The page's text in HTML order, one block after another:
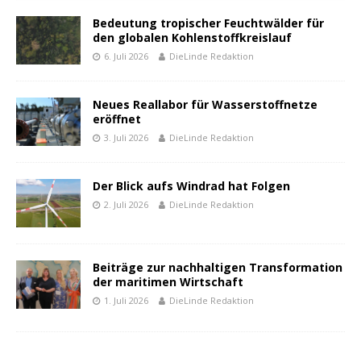
Bedeutung tropischer Feuchtwälder für
den globalen Kohlenstoffkreislauf
6. Juli 2026 DieLinde Redaktion
Neues Reallabor für Wasserstoffnetze
eröffnet
3. Juli 2026 DieLinde Redaktion
Der Blick aufs Windrad hat Folgen
2. Juli 2026 DieLinde Redaktion
Beiträge zur nachhaltigen Transformation
der maritimen Wirtschaft
1. Juli 2026 DieLinde Redaktion